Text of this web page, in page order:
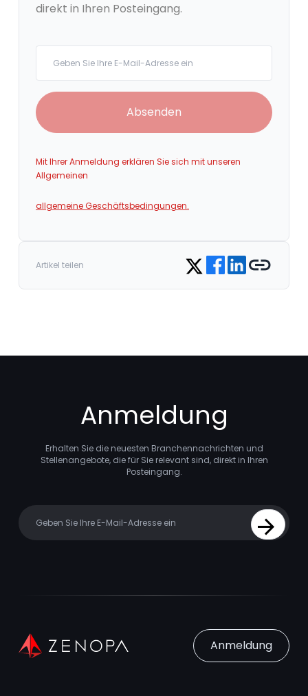
direkt in Ihren Posteingang.
Absenden
Mit Ihrer Anmeldung erklären Sie sich mit unseren
Allgemeinen
allgemeine Geschäftsbedingungen.
Artikel teilen Share on Twitter
Share on Facebook
Share on LinkedIn
Copy link
Anmeldung
Erhalten Sie die neuesten Branchennachrichten und
Stellenangebote, die für Sie relevant sind, direkt in Ihren
Posteingang.
Sign Up
Anmeldung